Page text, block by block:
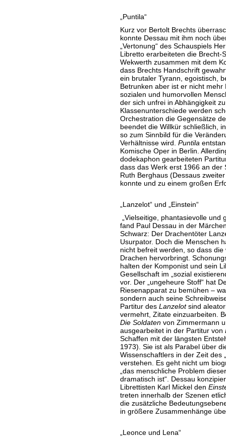
„Puntila“
Kurz vor Bertolt Brechts
konnte Dessau mit ihm noch
„Vertonung“ des Schauspiels
Libretto erarbeiteten die Brecht-
Wekwerth zusammen mit dem
dass Brechts Handschrift
ein brutaler Tyrann, egoistisch,
Betrunken aber ist er nicht
sozialen und humorvollen
der sich unfrei in Abhängigkeit
Klassenunterschiede werden
Orchestration die Gegensätze
beendet die Willkür schließlich,
so zum Sinnbild für die
Verhältnisse wird. Puntila
Komische Oper in Berlin.
dodekaphon gearbeiteten
dass das Werk erst 1966 an der
Ruth Berghaus (Dessaus
konnte und zu einem großen
„Lanzelot“ und „Einstein“
„Vielseitige, phantasievolle und
fand Paul Dessau in der
Schwarz: Der Drachentöter
Usurpator. Doch die Menschen
nicht befreit werden, so dass
Drachen hervorbringt.
halten der Komponist und sein
Gesellschaft im „sozial
vor. Der „ungeheure Stoff“ hat
Riesenapparat zu bemühen –
sondern auch seine
Partitur desLanzelotsind
vermehrt, Zitate einzuarbeiten.
Die Soldatenvon Zimmermann
ausgearbeitet in der Partitur von
Schaffen mit der längsten
1973). Sie ist als Parabel über
Wissenschaftlers in der Zeit des
verstehen. Es geht nicht um
„das menschliche Problem
dramatisch ist“. Dessau
Librettisten Karl Mickel den
treten innerhalb der Szenen
die zusätzliche
in größere Zusammenhänge
„Leonce und Lena“